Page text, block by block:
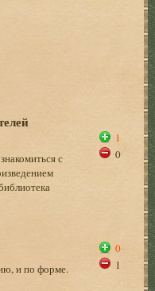
с
1
0
и по форме.
0
1